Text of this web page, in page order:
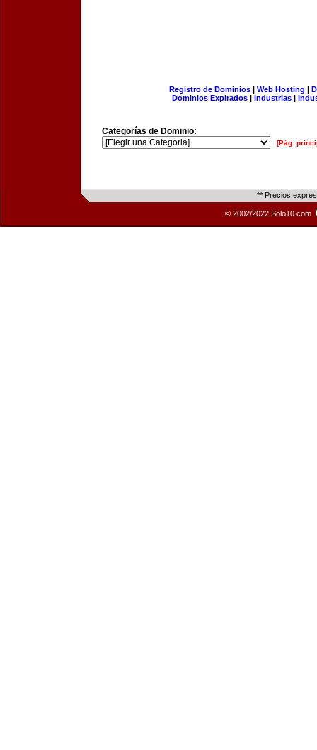
Registro de Dominios| Web Hosting |
Dominios Expirados | Industrias |
Categorías de Dominio:
[Pág.
** Precios
© 2002/2022 Solo10.com